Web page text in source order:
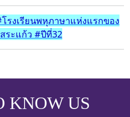
รงเรียนพหุภาษาแห่งแรกของ
ระแก้ว #ปีที่32
KNOW US